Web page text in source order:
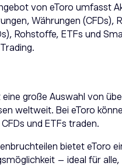
von eToro umfasst
Währungen (CFDs),
Rohstoffe, ETFs und
eine große Auswahl von
weltweit. Bei eToro
und ETFs traden.
bietet eToro
– ideal für